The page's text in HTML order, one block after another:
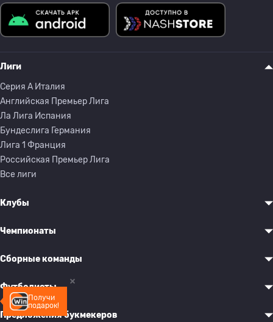
Получи
подарок!
Лиги
Серия A Италия
Английская Премьер Лига
Ла Лига Испания
Бундеслига Германия
Лига 1 Франция
Российская Премьер Лига
Все лиги
Клубы
Чемпионаты
Сборные команды
Футболисты
Предложения букмекеров